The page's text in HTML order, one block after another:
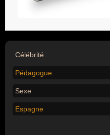
Célébrité :
Pédagogue
Sexe
Espagne